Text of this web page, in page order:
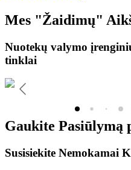
Mes "Žaidimų"
Nuotekų valymo
tinklai
Gaukite Pasiūlymą
Susisiekite Nemokamai